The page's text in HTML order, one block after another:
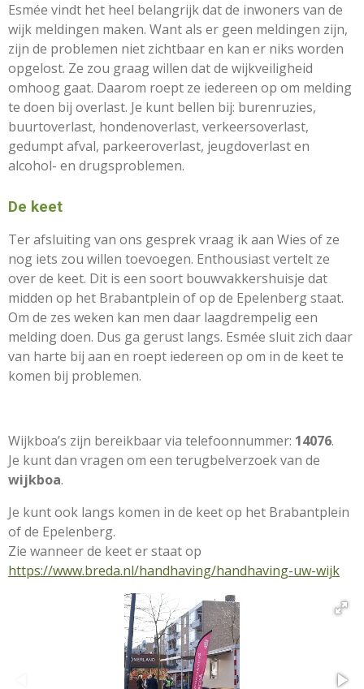
Esmée vindt het heel belangrijk dat de inwoners van de
wijk meldingen maken. Want als er geen meldingen zijn,
zijn de problemen niet zichtbaar en kan er niks worden
opgelost. Ze zou graag willen dat de wijkveiligheid
omhoog gaat. Daarom roept ze iedereen op om melding
te doen bij overlast. Je kunt bellen bij: burenruzies,
buurtoverlast, hondenoverlast, verkeersoverlast,
gedumpt afval, parkeeroverlast, jeugdoverlast en
alcohol- en drugsproblemen.
De keet
Ter afsluiting van ons gesprek vraag ik aan Wies of ze
nog iets zou willen toevoegen. Enthousiast vertelt ze
over de keet. Dit is een soort bouwvakkershuisje dat
midden op het Brabantplein of op de Epelenberg staat.
Om de zes weken kan men daar laagdrempelig een
melding doen. Dus ga gerust langs. Esmée sluit zich daar
van harte bij aan en roept iedereen op om in de keet te
komen bij problemen.
Wijkboa’s zijn bereikbaar via telefoonnummer: 14076.
Je kunt dan vragen om een terugbelverzoek van de
wijkboa.
Je kunt ook langs komen in de keet op het Brabantplein
of de Epelenberg.
Zie wanneer de keet er staat op
https://www.breda.nl/handhaving/handhaving-uw-wijk